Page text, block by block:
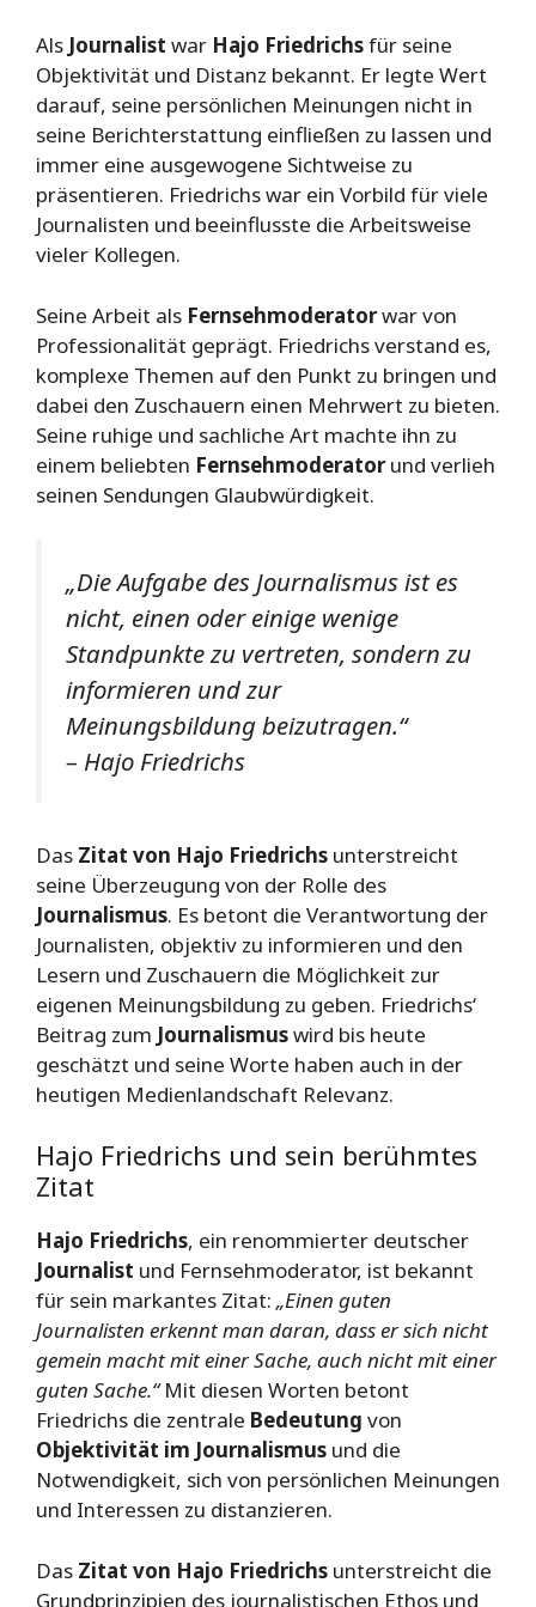
Als Journalist war Hajo Friedrichsfür seine
Objektivität und Distanz bekannt. Er legte Wert
darauf, seine persönlichen Meinungen nicht in
seine Berichterstattung einfließen zu lassen und
immer eine ausgewogene Sichtweise zu
präsentieren. Friedrichs war ein Vorbild für viele
Journalisten und beeinflusste die Arbeitsweise
vieler Kollegen.
Seine Arbeit als Fernsehmoderatorwar von
Professionalität geprägt. Friedrichs verstand es,
komplexe Themen auf den Punkt zu bringen und
dabei den Zuschauern einen Mehrwert zu bieten.
Seine ruhige und sachliche Art machte ihn zu
einem beliebten Fernsehmoderatorund verlieh
seinen Sendungen Glaubwürdigkeit.
„Die Aufgabe des Journalismus ist es
nicht, einen oder einige wenige
Standpunkte zu vertreten, sondern zu
informieren und zur
Meinungsbildung beizutragen.“
– Hajo Friedrichs
Das Zitat von Hajo Friedrichs unterstreicht
seine Überzeugung von der Rolle des
Journalismus. Es betont die Verantwortung der
Journalisten, objektiv zu informieren und den
Lesern und Zuschauern die Möglichkeit zur
eigenen Meinungsbildung zu geben. Friedrichs‘
Beitrag zum Journalismuswird bis heute
geschätzt und seine Worte haben auch in der
heutigen Medienlandschaft Relevanz.
Hajo Friedrichs und sein berühmtes
Zitat
Hajo Friedrichs, ein renommierter deutscher
Journalist und Fernsehmoderator, ist bekannt
für sein markantes Zitat: „Einen guten
Journalisten erkennt man daran, dass er sich nicht
gemein macht mit einer Sache, auch nicht mit einer
guten Sache.“Mit diesen Worten betont
Friedrichs die zentrale Bedeutung von
Objektivität im Journalismus und die
Notwendigkeit, sich von persönlichen Meinungen
und Interessen zu distanzieren.
Das Zitat von Hajo Friedrichs unterstreicht die
Grundprinzipien des journalistischen Ethos und